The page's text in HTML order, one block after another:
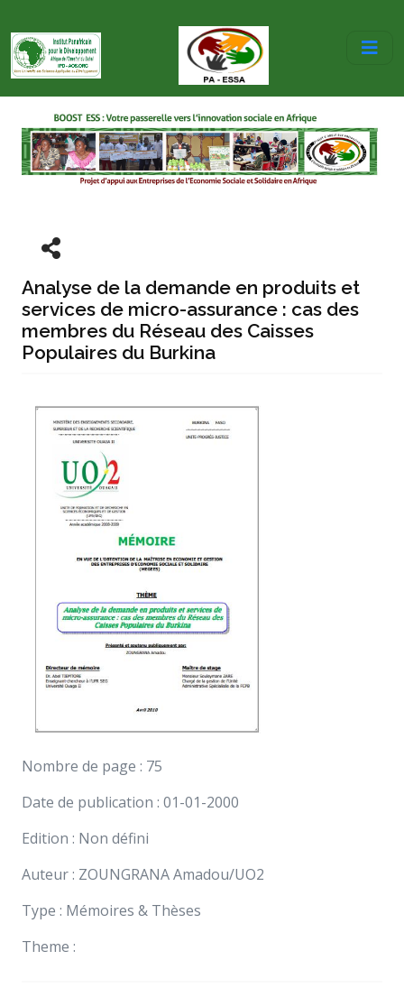
Analyse de la demande en produits et
services de micro-assurance : cas des
membres du Réseau des Caisses
Populaires du Burkina
Nombre de page : 75
Date de publication : 01-01-2000
Edition : Non défini
Auteur : ZOUNGRANA Amadou/UO2
Type : Mémoires & Thèses
Theme :